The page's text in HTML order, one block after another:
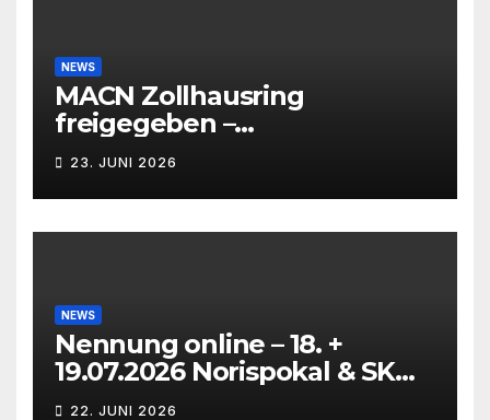
NEWS
MACN Zollhausring
freigegeben –
Eichenpräzissionsspinner
Befall beseitigt –
23. JUNI 2026
NEWS
Nennung online – 18. +
19.07.2026 Norispokal & SK
Lauf VG + EG
22. JUNI 2026